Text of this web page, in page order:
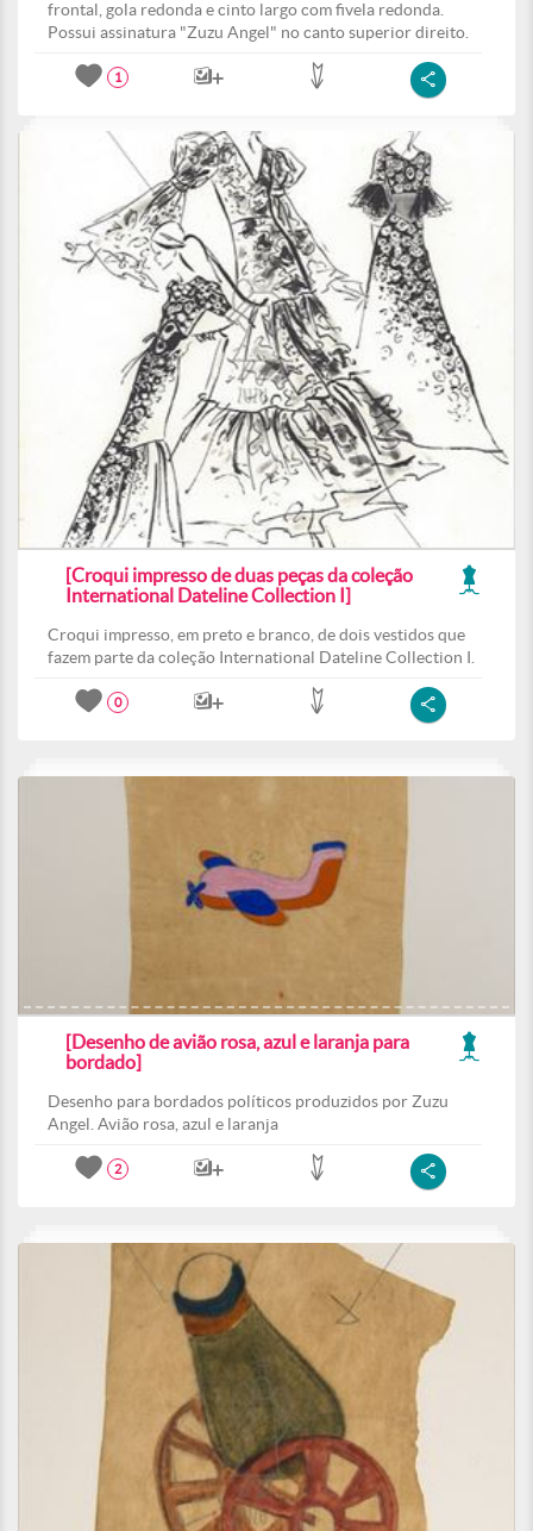
frontal, gola redonda e cinto largo com fivela redonda.
Possui assinatura "Zuzu Angel" no canto superior direito.
1
[Croqui impresso de duas peças da coleção
International Dateline Collection I]
Croqui impresso, em preto e branco, de dois vestidos que
fazem parte da coleção International Dateline Collection I.
0
[Desenho de avião rosa, azul e laranja para
bordado]
Desenho para bordados políticos produzidos por Zuzu
Angel. Avião rosa, azul e laranja
2